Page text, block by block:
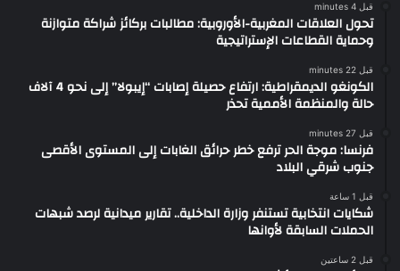
قبل 4 minutes
تحول العلاقات المغربية-الأوروبية: مطالبات بركائز شراكة متوازنة
وحماية القطاعات الإستراتيجية
قبل 22 minutes
الكونغو الديمقراطية: ارتفاع حصيلة إصابات “إيبولا” إلى نحو 4 آلاف
حالة والمنظمة الأممية تحذر
قبل 27 minutes
فرنسا: موجة الحر ترفع خطر حرائق الغابات إلى المستوى الأقصى
جنوب شرقي البلاد
قبل 1 ساعة
شكايات انتخابية تستنفر وزارة الداخلية.. تقارير ميدانية لرصد شبهات
الحملات السابقة لأوانها
قبل 2 ساعتين